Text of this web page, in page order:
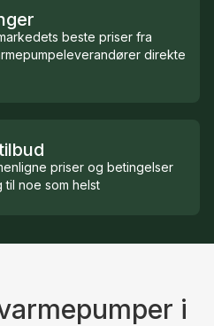
beste priser fra
direkte
priser og betingelser
noe som helst
i